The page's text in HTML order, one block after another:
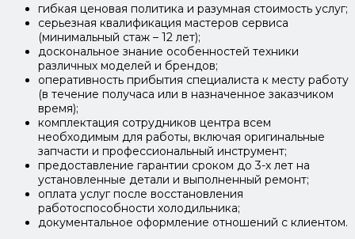
гибкая ценовая политика и разумная стоимость услуг;
серьезная квалификация мастеров сервиса
(минимальный стаж – 12 лет);
доскональное знание особенностей техники
различных моделей и брендов;
оперативность прибытия специалиста к месту работу
(в течение получаса или в назначенное заказчиком
время);
комплектация сотрудников центра всем
необходимым для работы, включая оригинальные
запчасти и профессиональный инструмент;
предоставление гарантии сроком до 3-х лет на
установленные детали и выполненный ремонт;
оплата услуг после восстановления
работоспособности холодильника;
документальное оформление отношений с клиентом.